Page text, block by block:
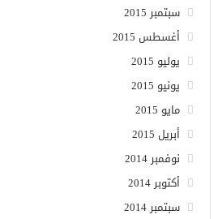
سبتمبر 2015
أغسطس 2015
يوليو 2015
يونيو 2015
مايو 2015
أبريل 2015
نوفمبر 2014
أكتوبر 2014
سبتمبر 2014